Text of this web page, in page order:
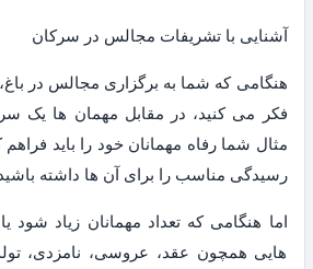
آشنایی با تشریفات مجالس در سرکان
هنگامی که شما به برگزاری مجالس در باغ،
فکر می کنید، در مقابل مهمان ها یک
مثال شما رفاه مهمانان خود را باید
رسیدگی مناسب را برای آن ها داشته
اما هنگامی که تعداد مهمانان زیاد شود
هایی همچون عقد، عروسی، نامزدی،